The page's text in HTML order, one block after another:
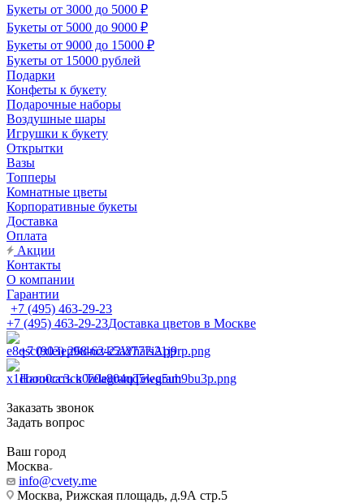
Букеты от 3000 до 5000 ₽
Букеты от 5000 до 9000 ₽
Букеты от 9000 до 15000 ₽
Букеты от 15000 рублей
Подарки
Конфеты к букету
Подарочные наборы
Воздушные шары
Игрушки к букету
Открытки
Вазы
Топперы
Комнатные цветы
Корпоративные букеты
Доставка
Оплата
Акции
Контакты
О компании
Гарантии
+7 (495) 463-29-23
+7 (495) 463-29-23Доставка цветов в Москве
+7 (903) 268-62-22WhatsApp
Написать в TelegramTelegram
Заказать звонок
Задать вопрос
Ваш город
Москва
info@cvety.me
Москва, Рижская площадь, д.9А стр.5